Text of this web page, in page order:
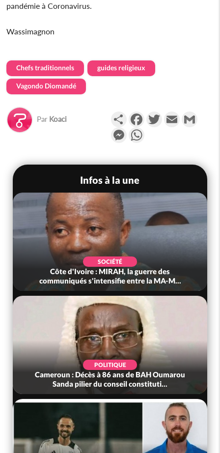
pandémie à Coronavirus.
Wassimagnon
Chefs traditionnels guides religieux
Vagondo Diomandé
Par Koaci PartagerFacebookTwitterEmail
Messenger
Infos à la une
SOCIÉTÉ
Côte d'Ivoire : MIRAH, la guerre des
communiqués s'intensifie entre la MA-M...
POLITIQUE
Cameroun : Décès à 86 ans de BAH Oumarou
Sanda pilier du conseil constituti...